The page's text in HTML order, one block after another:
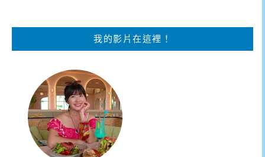
我的影片在這裡！